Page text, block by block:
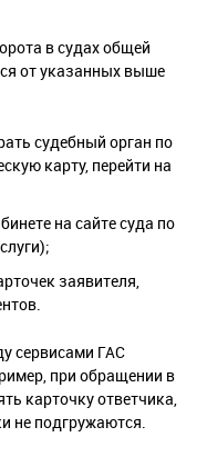
в судах общей
от указанных выше
судебный орган по
карту, перейти на
на сайте суда по
заявителя,
сервисами ГАС
при обращении в
карточку ответчика,
не подгружаются.